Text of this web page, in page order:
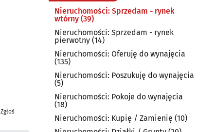
Zgłoś
Nieruchomości: Sprzedam - rynek
wtórny (39)
Nieruchomości: Sprzedam - rynek
pierwotny (14)
Nieruchomości: Oferuję do wynajęcia
(135)
Nieruchomości: Poszukuję do wynajęcia
(5)
Nieruchomości: Pokoje do wynajęcia
(18)
Nieruchomości: Kupię / Zamienię (10)